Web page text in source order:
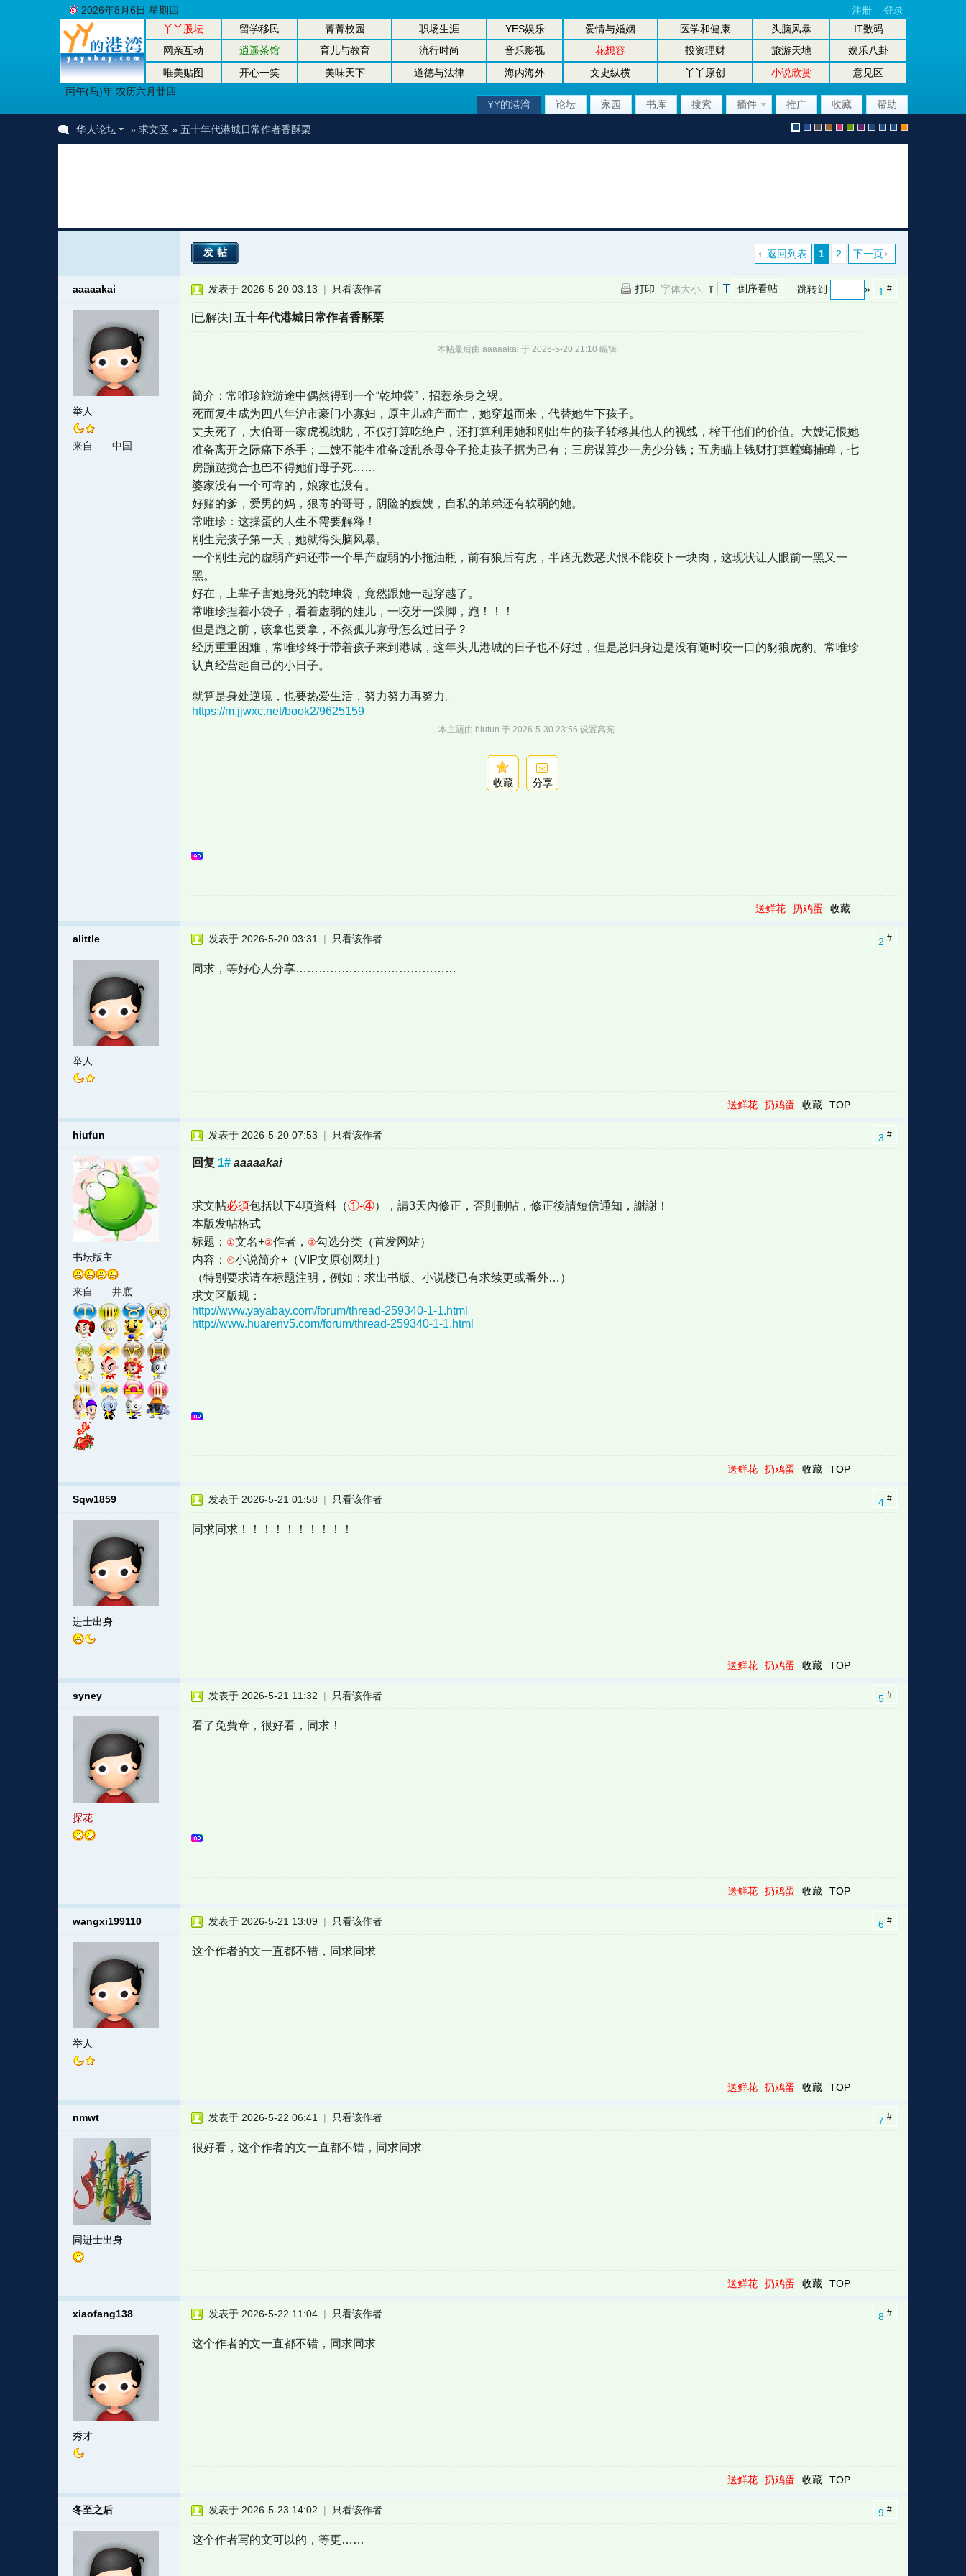
丫丫股坛 留学移民 菁菁校园 职场生涯 YES娱乐 爱情与婚姻 医学和健康 头脑风暴
IT数码
网亲互动
逍遥茶馆 育儿与教育 流行时尚 音乐影视 花想容 投资理财 旅游天地
娱乐八卦
唯美贴图
开心一笑 美味天下 道德与法律 海内海外 文史纵横 丫丫原创 小说欣赏
意见区
丙午(马)年 农历六月廿四
2026年8月6日 星期四 注册 登录
YY的港湾 论坛 家园 书库 搜索 插件 推广 收藏 帮助
认l r r
n
i r
n
u
l
坛大坛机
华人论坛 » 求文区» 五十年代港城日常作者香酥栗
1 2 下一页
返回列表
发帖
aaaaakai
举人
来自 中国
1 #
跳转到 »
倒序看帖
打印 字体大小:
发表于 2026-5-20 03:13 | 只看该作者
[已解决]五十年代港城日常作者香酥栗
本帖最后由 aaaaakai 于 2026-5-20 21:10 编辑
简介：常唯珍旅游途中偶然得到一个“乾坤袋”，招惹杀身之祸。
死而复生成为四八年沪市豪门小寡妇，原主儿难产而亡，她穿越而来，代替她生下孩子。
丈夫死了，大伯哥一家虎视眈眈，不仅打算吃绝户，还打算利用她和刚出生的孩子转移其他人的视线，榨干他们的价值。大嫂记恨她
准备离开之际痛下杀手；二嫂不能生准备趁乱杀母夺子抢走孩子据为己有；三房谋算少一房少分钱；五房瞄上钱财打算螳螂捕蝉，七
房蹦跶搅合也巴不得她们母子死……
婆家没有一个可靠的，娘家也没有。
好赌的爹，爱男的妈，狠毒的哥哥，阴险的嫂嫂，自私的弟弟还有软弱的她。
常唯珍：这操蛋的人生不需要解释！
刚生完孩子第一天，她就得头脑风暴。
一个刚生完的虚弱产妇还带一个早产虚弱的小拖油瓶，前有狼后有虎，半路无数恶犬恨不能咬下一块肉，这现状让人眼前一黑又一
黑。
好在，上辈子害她身死的乾坤袋，竟然跟她一起穿越了。
常唯珍捏着小袋子，看着虚弱的娃儿，一咬牙一跺脚，跑！！！
但是跑之前，该拿也要拿，不然孤儿寡母怎么过日子？
经历重重困难，常唯珍终于带着孩子来到港城，这年头儿港城的日子也不好过，但是总归身边是没有随时咬一口的豺狼虎豹。常唯珍
认真经营起自己的小日子。
就算是身处逆境，也要热爱生活，努力努力再努力。
https://m.jjwxc.net/book2/9625159
本主题由 hiufun 于 2026-5-30 23:56 设置高亮
收藏 分享
送鲜花 扔鸡蛋 收藏
alittle
举人
2 #
发表于 2026-5-20 03:31 | 只看该作者
同求，等好心人分享……………………………………
送鲜花 扔鸡蛋 收藏 TOP
hiufun
书坛版主
来自 井底
3 #
发表于 2026-5-20 07:53 | 只看该作者
回复 1# aaaaakai
求文帖必須包括以下4項資料（①-④），請3天內修正，否則刪帖，修正後請短信通知，謝謝！
本版发帖格式
标题： ①文名+②作者， ③勾选分类（首发网站）
内容： ④小说简介+（VIP文原创网址）
（特别要求请在标题注明，例如：求出书版、小说楼已有求续更或番外…）
求文区版规：
http://www.yayabay.com/forum/thread-259340-1-1.html
http://www.huarenv5.com/forum/thread-259340-1-1.html
送鲜花 扔鸡蛋 收藏 TOP
Sqw1859
进士出身
4 #
发表于 2026-5-21 01:58 | 只看该作者
同求同求！！！！！！！！！！
送鲜花 扔鸡蛋 收藏 TOP
syney
探花
5 #
发表于 2026-5-21 11:32 | 只看该作者
看了免費章，很好看，同求！
送鲜花 扔鸡蛋 收藏 TOP
wangxi199110
举人
6 #
发表于 2026-5-21 13:09 | 只看该作者
这个作者的文一直都不错，同求同求
送鲜花 扔鸡蛋 收藏 TOP
nmwt
同进士出身
7 #
发表于 2026-5-22 06:41 | 只看该作者
很好看，这个作者的文一直都不错，同求同求
送鲜花 扔鸡蛋 收藏 TOP
xiaofang138
秀才
8 #
发表于 2026-5-22 11:04 | 只看该作者
这个作者的文一直都不错，同求同求
送鲜花 扔鸡蛋 收藏 TOP
冬至之后 9 #
发表于 2026-5-23 14:02 | 只看该作者
这个作者写的文可以的，等更……